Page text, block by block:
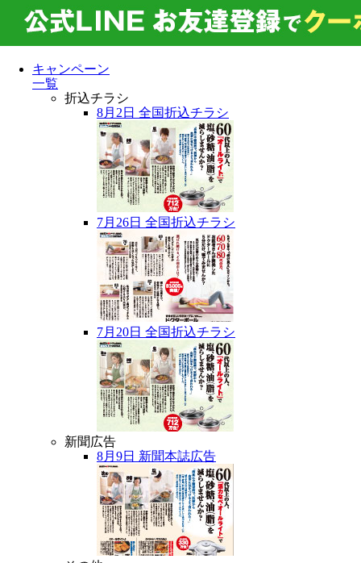
キャンペーン
一覧
折込チラシ
8月2日 全国折込チラシ
7月26日 全国折込チラシ
7月20日 全国折込チラシ
新聞広告
8月9日 新聞本誌広告